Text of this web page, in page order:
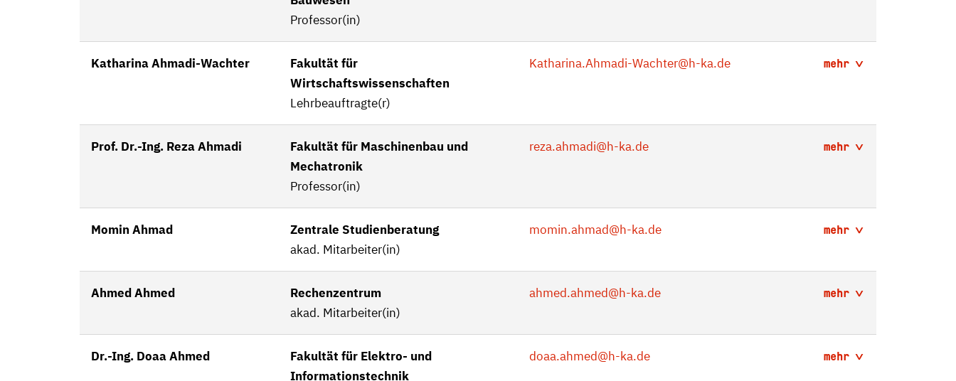
Professor(in)
Katharina Ahmadi-Wachter
Fakultät für
Wirtschaftswissenschaften
Lehrbeauftragte(r)
Katharina.Ahmadi-Wachter@h-ka.de mehr
Prof. Dr.-Ing. Reza Ahmadi
Fakultät für Maschinenbau und
Mechatronik
Professor(in)
reza.ahmadi@h-ka.de mehr
Momin Ahmad
Zentrale Studienberatung
akad. Mitarbeiter(in)
momin.ahmad@h-ka.de mehr
Ahmed Ahmed
Rechenzentrum
akad. Mitarbeiter(in)
ahmed.ahmed@h-ka.de mehr
Dr.-Ing. Doaa Ahmed
Fakultät für Elektro- und
Informationstechnik
doaa.ahmed@h-ka.de mehr